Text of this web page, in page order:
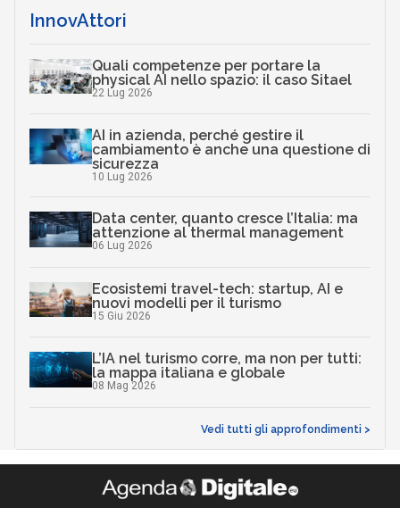
InnovAttori
Quali competenze per portare la
physical AI nello spazio: il caso Sitael
22 Lug 2026
AI in azienda, perché gestire il
cambiamento è anche una questione di
sicurezza
10 Lug 2026
Data center, quanto cresce l’Italia: ma
attenzione al thermal management
06 Lug 2026
Ecosistemi travel-tech: startup, AI e
nuovi modelli per il turismo
15 Giu 2026
L’IA nel turismo corre, ma non per tutti:
la mappa italiana e globale
08 Mag 2026
Vedi tutti gli approfondimenti >